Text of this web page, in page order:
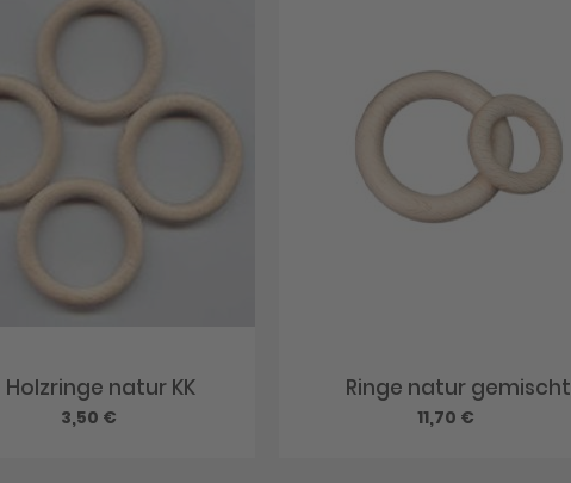
Holzringe natur KK
3,50 €
Ringe natur gemischt
11,70 €